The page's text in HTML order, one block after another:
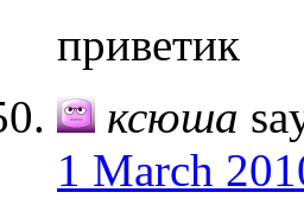
приветик
ксюша
1 March